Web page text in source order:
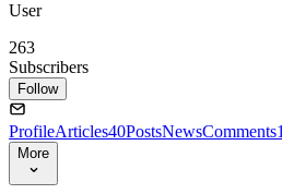
User
263
Subscribers
Follow
ProfileArticles40PostsNewsComments
More